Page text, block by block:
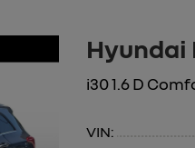
Hyundai
i30 1.6 D
VIN: